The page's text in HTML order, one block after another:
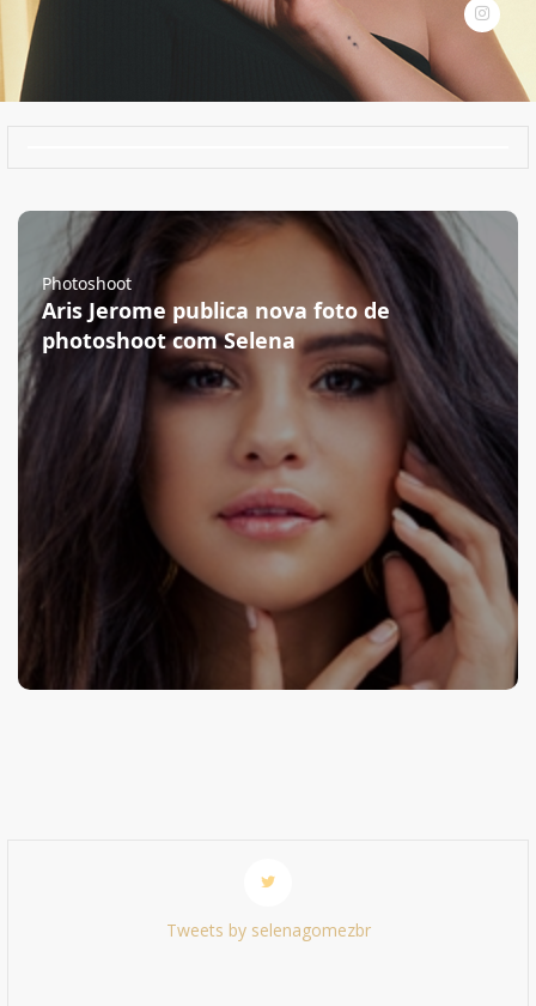
Photoshoot
Aris Jerome publica nova foto de
photoshoot com Selena
Tweets by selenagomezbr